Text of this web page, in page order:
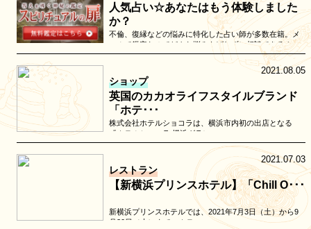
人気占い☆あなたはもう体験しました
か？
不倫、復縁などの悩みに特化した占い師が多数在籍。メ
ールで鑑定なのでどんな悩みもばれずに相談できる！
ショップ
2021.08.05
英国のカカオライフスタイルブランド
「ホテ･･･
株式会社ホテルショコラは、横浜市内初の出店となる
『ホテルショコラ 横浜グラン…
レストラン
2021.07.03
【新横浜プリンスホテル】「Chill O･･･
新横浜プリンスホテルでは、2021年7月3日（土）から9
月30日（木）まで、ホテ…